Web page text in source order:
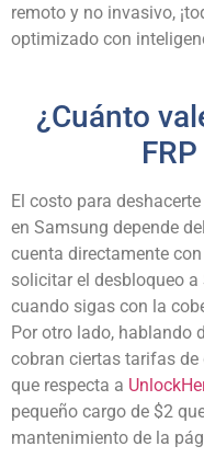
remoto y no invasivo,
optimizado con
¿Cuánto
El costo para
en Samsung depende
cuenta directamente
solicitar el desbloqueo
cuando sigas con la
Por otro lado, hablando
cobran ciertas tarifas de
que respecta a
pequeño cargo de $2
mantenimiento de la